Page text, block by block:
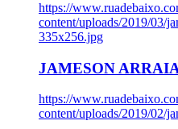
https://
content/uploads/2019/03/
335x256.jpg
JAMESON
https://
content/uploads/2019/02/